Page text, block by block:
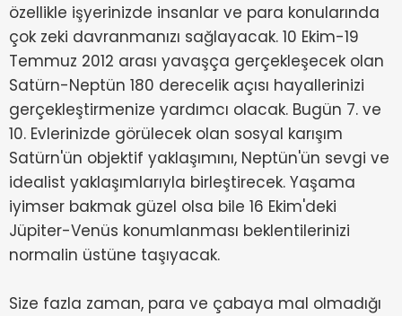
özellikle işyerinizde insanlar ve para konularında
çok zeki davranmanızı sağlayacak. 10 Ekim-19
Temmuz 2012 arası yavaşça gerçekleşecek olan
Satürn-Neptün 180 derecelik açısı hayallerinizi
gerçekleştirmenize yardımcı olacak. Bugün 7. ve
10. Evlerinizde görülecek olan sosyal karışım
Satürn'ün objektif yaklaşımını, Neptün'ün sevgi ve
idealist yaklaşımlarıyla birleştirecek. Yaşama
iyimser bakmak güzel olsa bile 16 Ekim'deki
Jüpiter-Venüs konumlanması beklentilerinizi
normalin üstüne taşıyacak.
Size fazla zaman, para ve çabaya mal olmadığı